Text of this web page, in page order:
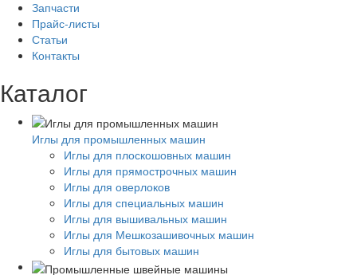
Запчасти
Прайс-листы
Статьи
Контакты
Каталог
Иглы для промышленных машин
Иглы для плоскошовных машин
Иглы для прямострочных машин
Иглы для оверлоков
Иглы для специальных машин
Иглы для вышивальных машин
Иглы для Мешкозашивочных машин
Иглы для бытовых машин